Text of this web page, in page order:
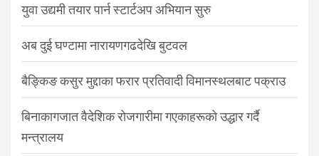
युवा उद्यमी तयार पार्न स्टार्टअप अभियान सुरु
अब दुई घण्टामा नारायणगढदेखि बुटवल
बैङ्किङ कसुर मुद्दाका फरार प्रतिवादी विमानस्थलबाट पक्राउ
बिनाकागजात वैदेशिक रोजगारीमा गएकाहरूको उद्धार गर्दै
मन्त्रालय